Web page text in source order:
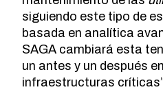
siguiendo este tipo de
basada en analítica
SAGA cambiará esta
un antes y un después
infraestructuras